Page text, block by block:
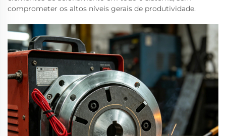
comprometer os altos níveis gerais de produtividade.